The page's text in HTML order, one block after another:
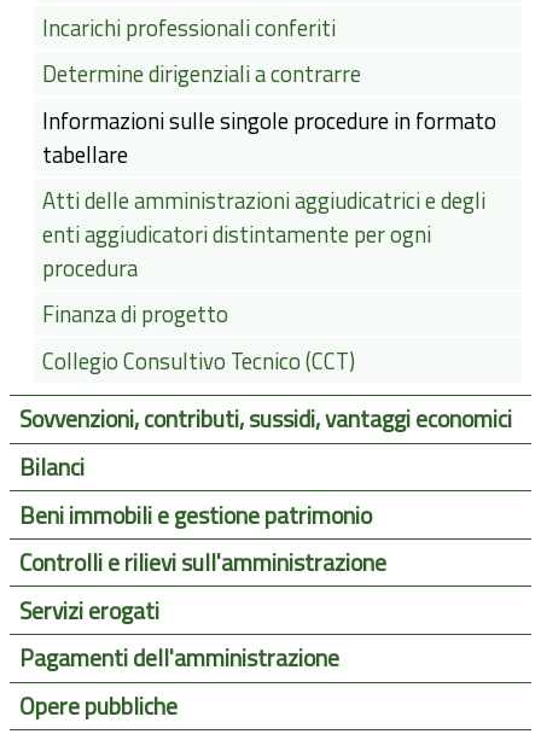
Incarichi professionali conferiti
Determine dirigenziali a contrarre
Informazioni sulle singole procedure in formato
tabellare
Atti delle amministrazioni aggiudicatrici e degli
enti aggiudicatori distintamente per ogni
procedura
Finanza di progetto
Collegio Consultivo Tecnico (CCT)
Sovvenzioni, contributi, sussidi, vantaggi economici
Bilanci
Beni immobili e gestione patrimonio
Controlli e rilievi sull'amministrazione
Servizi erogati
Pagamenti dell'amministrazione
Opere pubbliche